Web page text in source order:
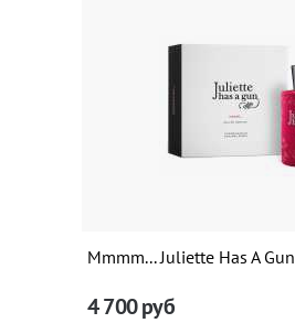
Mmmm... Juliette Has A Gun
4 700руб